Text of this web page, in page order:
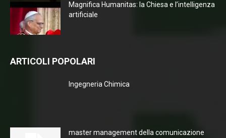
Magnifica Humanitas: la Chiesa e l’intelligenza
artificiale
ARTICOLI POPOLARI
Ingegneria Chimica
master management della comunicazione